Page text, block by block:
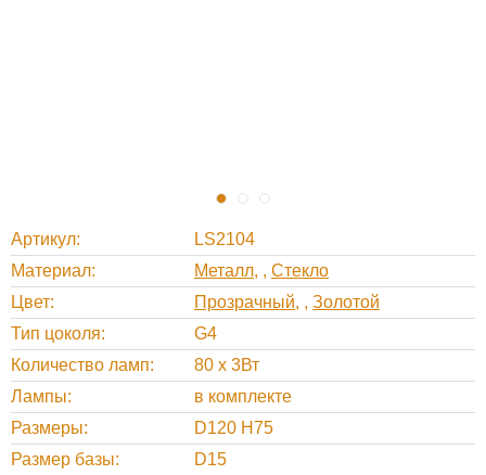
Артикул
LS2104
Материал
Металл , Стекло
Цвет
Прозрачный , Золотой
Тип цоколя
G4
Количество ламп
80 x 3Вт
Лампы
в комплекте
Размеры
D120 H75
Размер базы
D15